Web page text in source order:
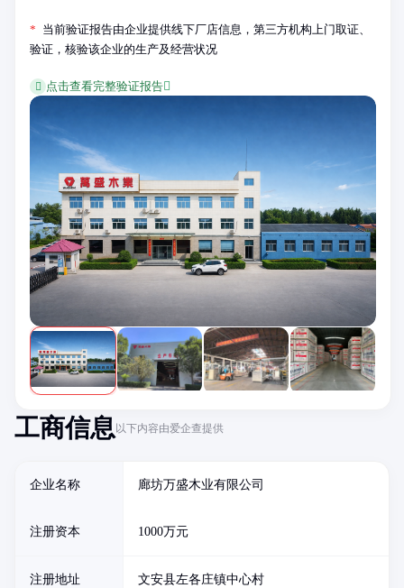
* 当前验证报告由企业提供线下厂店信息，第三方机构上门取证、
验证，核验该企业的生产及经营状况
点击查看完整验证报告
工商信息以下内容由爱企查提供
企业名称 廊坊万盛木业有限公司
注册资本 1000万元
注册地址 文安县左各庄镇中心村